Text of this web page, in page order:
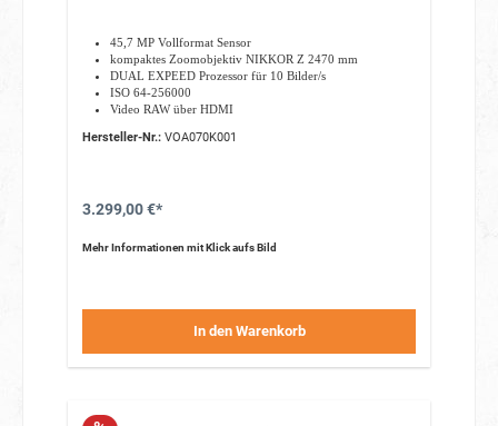
45,7 MP Vollformat Sensor
kompaktes Zoomobjektiv NIKKOR Z 2470 mm
DUAL EXPEED Prozessor für 10 Bilder/s
ISO 64-256000
Video RAW über HDMI
HLG (Hybrid Log Gamma)
Hersteller-Nr.:VOA070K001
3.299,00 €*
Mehr Informationen mit Klick aufs Bild
In den Warenkorb